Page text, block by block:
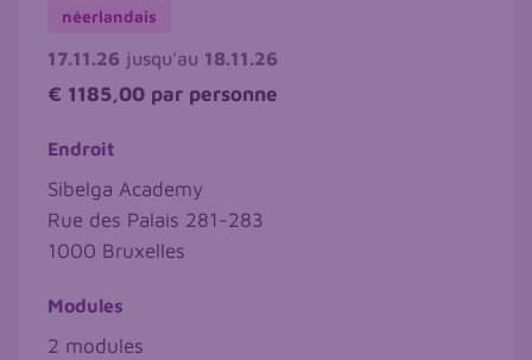
néerlandais
17.11.26 jusqu'au 18.11.26
€ 1185,00 par personne
Endroit
Sibelga Academy
Rue des Palais 281-283
1000 Bruxelles
Modules
2 modules